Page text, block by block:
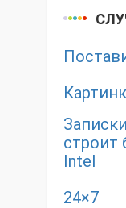
строит
Intel
24×7